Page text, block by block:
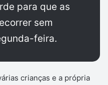
para que as
sem
feira.
crianças e a própria